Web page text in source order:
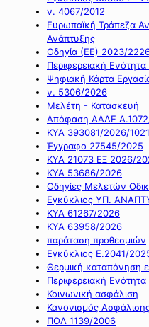
ν. 4067/2012
Ευρωπαϊκή Τράπεζα
Ανάπτυξης
Οδηγία (ΕΕ) 2023/
Περιφερειακή
Ψηφιακή Κάρτα
ν. 5306/2026
Μελέτη - Κατασκευή
Απόφαση ΑΑΔΕ
ΚΥΑ 393081/2026/
Έγγραφο 27545/2025
ΚΥΑ 21073 ΕΞ 2026/
ΚΥΑ 53686/2026
Οδηγίες Μελετών
Εγκύκλιος ΥΠ.
ΚΥΑ 61267/2026
ΚΥΑ 63958/2026
παράταση προθεσμιών
Εγκύκλιος Ε.2041/
Θερμική καταπόνηση
Περιφερειακή
Κοινωνική ασφάλιση
Κανονισμός
ΠΟΛ 1139/2006